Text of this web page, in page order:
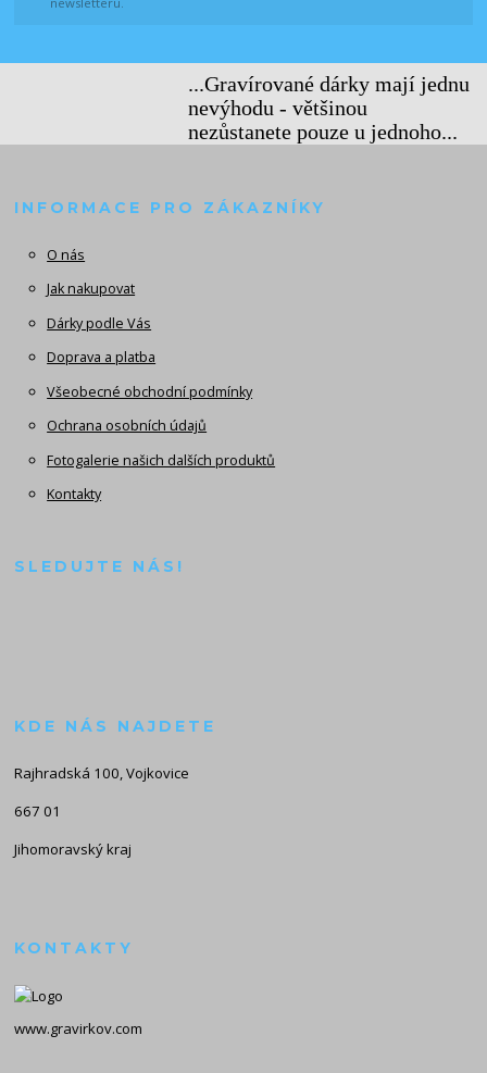
...Gravírované dárky mají jednu
nevýhodu - většinou
nezůstanete pouze u jednoho...
INFORMACE PRO ZÁKAZNÍKY
O nás
Jak nakupovat
Dárky podle Vás
Doprava a platba
Všeobecné obchodní podmínky
Ochrana osobních údajů
Fotogalerie našich dalších produktů
Kontakty
SLEDUJTE NÁS!
KDE NÁS NAJDETE
Rajhradská 100, Vojkovice
667 01
Jihomoravský kraj
KONTAKTY
www.gravirkov.com